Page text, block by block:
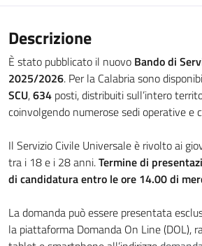
Descrizione
È stato pubblicato il nuovo Bando di
2025/2026. Per la Calabria sono
SCU,634 posti, distribuiti sull’intero
coinvolgendo numerose sedi operative e
Il Servizio Civile Universale è rivolto ai
tra i 18 e i 28 anni.Termine di
di candidatura entro le ore 14.00 di
La domanda può essere presentata
la piattaforma Domanda On Line (DOL),